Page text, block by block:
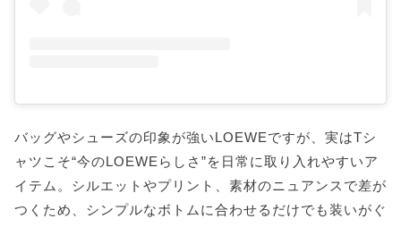
バッグやシューズの印象が強いLOEWEですが、実はTシ
ャツこそ“今のLOEWEらしさ”を日常に取り入れやすいア
イテム。シルエットやプリント、素材のニュアンスで差が
つくため、シンプルなボトムに合わせるだけでも装いがぐ